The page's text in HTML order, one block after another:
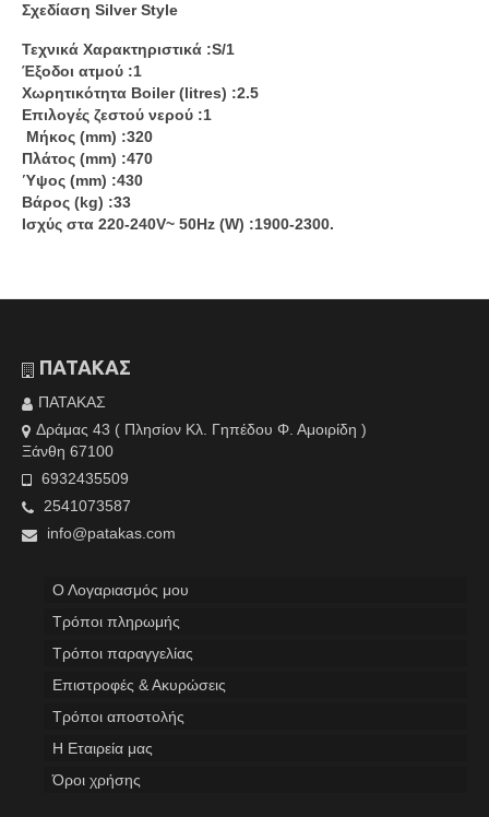
Σχεδίαση Silver Style
Τεχνικά Χαρακτηριστικά :S/1
Έξοδοι ατμού :1
Χωρητικότητα Boiler (litres) :2.5
Επιλογές ζεστού νερού :1
Μήκος (mm) :320
Πλάτος (mm) :470
Ύψος (mm) :430
Βάρος (kg) :33
Ισχύς στα 220-240V~ 50Hz (W) :1900-2300.
ΠΑΤΑΚΑΣ
ΠΑΤΑΚΑΣ
Δράμας 43 ( Πλησίον Κλ. Γηπέδου Φ. Αμοιρίδη )
Ξάνθη 67100
6932435509
2541073587
info@patakas.com
Ο Λογαριασμός μου
Tρόποι πληρωμής
Τρόποι παραγγελίας
Επιστροφές & Ακυρώσεις
Τρόποι αποστολής
Η Εταιρεία μας
Όροι χρήσης